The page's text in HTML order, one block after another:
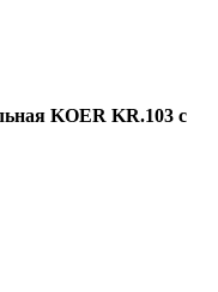
KOER KR.103 с